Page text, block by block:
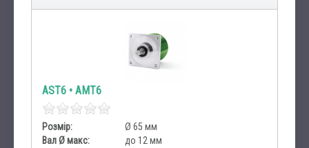
AST6 • AMT6
Розмір:
Ø 65 мм
Вал Ø макс:
до 12 мм